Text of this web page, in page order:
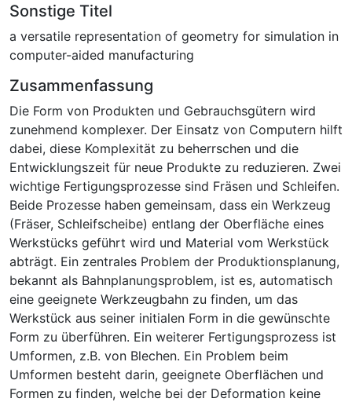
Sonstige Titel
a versatile representation of geometry for simulation in
computer-aided manufacturing
Zusammenfassung
Die Form von Produkten und Gebrauchsgütern wird
zunehmend komplexer. Der Einsatz von Computern hilft
dabei, diese Komplexität zu beherrschen und die
Entwicklungszeit für neue Produkte zu reduzieren. Zwei
wichtige Fertigungsprozesse sind Fräsen und Schleifen.
Beide Prozesse haben gemeinsam, dass ein Werkzeug
(Fräser, Schleifscheibe) entlang der Oberfläche eines
Werkstücks geführt wird und Material vom Werkstück
abträgt. Ein zentrales Problem der Produktionsplanung,
bekannt als Bahnplanungsproblem, ist es, automatisch
eine geeignete Werkzeugbahn zu finden, um das
Werkstück aus seiner initialen Form in die gewünschte
Form zu überführen. Ein weiterer Fertigungsprozess ist
Umformen, z.B. von Blechen. Ein Problem beim
Umformen besteht darin, geeignete Oberflächen und
Formen zu finden, welche bei der Deformation keine